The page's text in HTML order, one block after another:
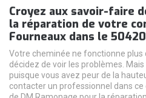
Croyez aux savoir-faire
la réparation de votre
Fourneaux dans le
Votre cheminée ne fonctionne
décidez de voir les problèmes.
puisque vous avez peur de la
contacter un professionnel dans